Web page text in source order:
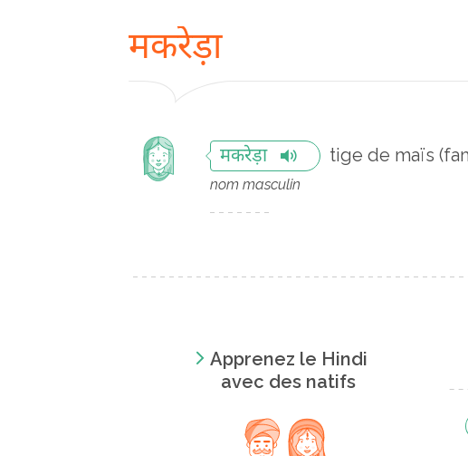
मकरेड़ा
मकरेड़ा tige de maïs
nom masculin
Apprenez le Hindi
avec des natifs